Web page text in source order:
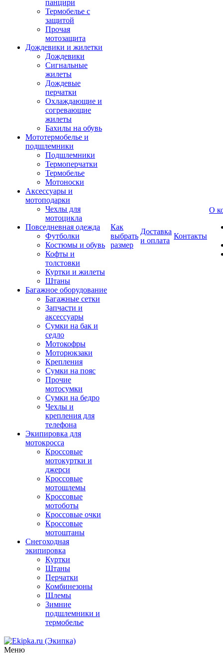
панцири
Термобелье с
защитой
Прочая
мотозащита
Дождевики и жилетки
Дождевики
Сигнальные
жилеты
Дождевые
перчатки
Охлаждающие и
согревающие
жилеты
Бахилы на обувь
Мототермобелье и
подшлемники
Подшлемники
Термоперчатки
Термобелье
Мотоноски
Аксессуары и
мотоподарки
Чехлы для
мотоцикла
Повседневная одежда
Футболки
Костюмы и обувь
Кофты и
толстовки
Куртки и жилеты
Штаны
Багажное оборудование
Багажные сетки
Запчасти и
аксессуары
Сумки на бак и
седло
Мотокофры
Моторюкзаки
Крепления
Сумки на пояс
Прочие
мотосумки
Сумки на бедро
Чехлы и
крепления для
телефона
Экипировка для
мотокросса
Кроссовые
мотокуртки и
джерси
Кроссовые
мотошлемы
Кроссовые
мотоботы
Кроссовые очки
Кроссовые
мотоштаны
Снегоходная
экипировка
Куртки
Штаны
Перчатки
Комбинезоны
Шлемы
Зимние
подшлемники и
термобелье
Как
выбрать
размер
Доставка
и оплата
Контакты
О
Меню